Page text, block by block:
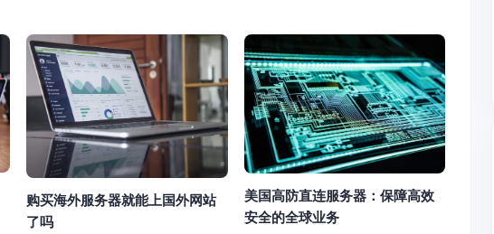
购买海外服务器就能上国外网站
了吗
美国高防直连服务器：保障高效
安全的全球业务